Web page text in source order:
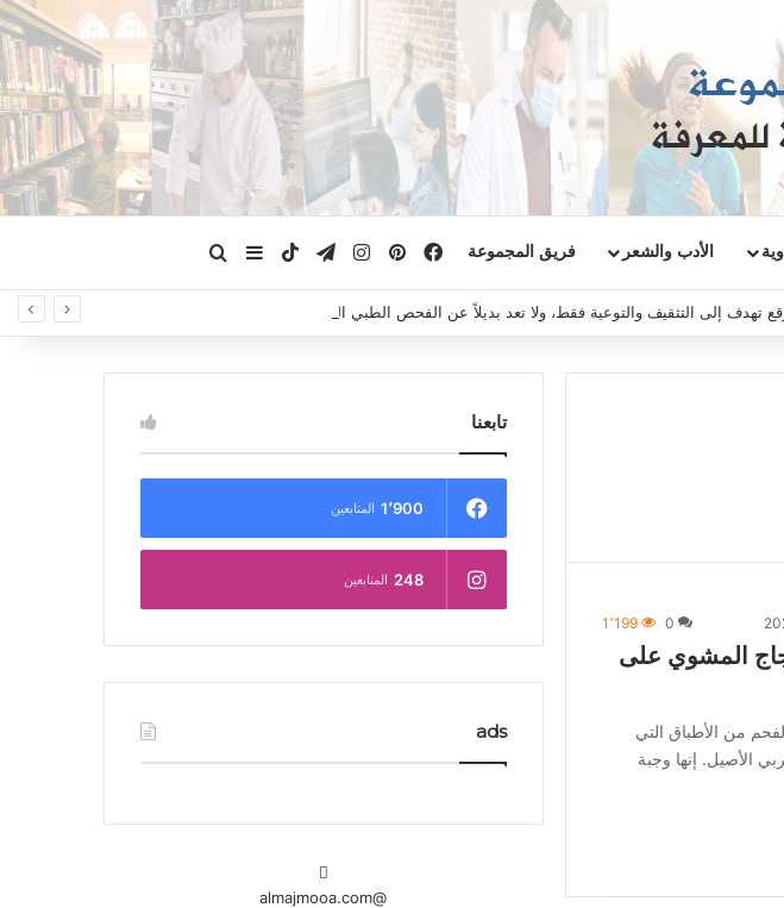
الأدب والشعر فريق المجموعة فيسبوكبينتيريستانستقرامتيلقرام‫TikTokإضافة عمود جانبي
تهدف إلى التثقيف والتوعية فقط، ولا تعد بديلاً عن الفحص الطبي السريري، دائمًا استشر الطبيب.
0 1٬199
المشوي على
من الأطباق التي
الأصيل. إنها وجبة
تابعنا
1٬900 المتابعين
248 المتابعين
ads
@almajmooa.com